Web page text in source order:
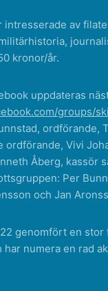
intresserade av
kronor/år.
uppdateras
groups/
ordförande,
ordförande, Vivi
Åberg, kassör
Per
och Jan
genomfört en stor
har numera en rad